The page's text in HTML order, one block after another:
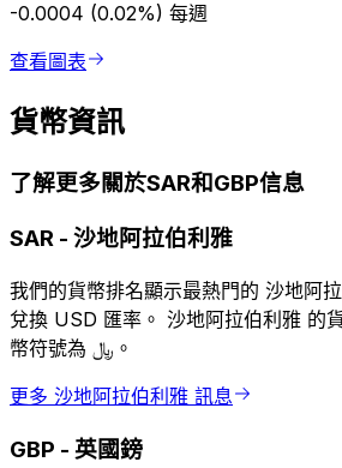
-0.0004 (0.02%) 每週
查看圖表
貨幣資訊
了解更多關於SAR和GBP信息
SAR - 沙地阿拉伯利雅
我們的貨幣排名顯示最熱門的 沙地阿
兌換 USD 匯率。 沙地阿拉伯利雅 的
幣符號為 ﷼。
更多 沙地阿拉伯利雅 訊息
GBP - 英國鎊